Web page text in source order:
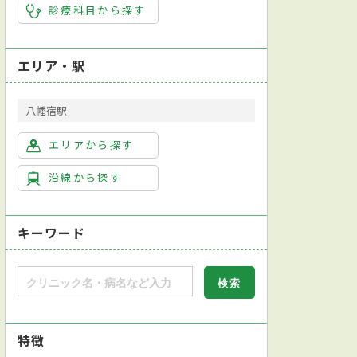
診療科目から探す
エリア・駅
八幡宿駅
エリアから探す
沿線から探す
キーワード
特徴